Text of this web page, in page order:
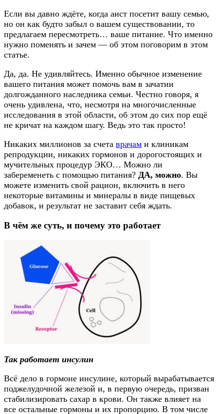
Если вы давно ждёте, когда аист посетит вашу семью,
но он как будто забыл о вашем существовании, то
предлагаем пересмотреть… ваше питание. Что именно
нужно поменять и зачем — об этом поговорим в этом
статье.
Да, да. Не удивляйтесь. Именно обычное изменение
вашего питания может помочь вам в зачатии
долгожданного наследника семьи. Честно говоря, я
очень удивлена, что, несмотря на многочисленные
исследования в этой области, об этом до сих пор ещё
не кричат на каждом шагу. Ведь это так просто!
Никаких миллионов за счета врачам и клиникам
репродукции, никаких гормонов и дорогостоящих и
мучительных процедур ЭКО… Можно ли
забеременеть с помощью питания? ДА, можно. Вы
можете изменить свой рацион, включить в него
некоторые витамины и минералы в виде пищевых
добавок, и результат не заставит себя ждать.
В чём же суть, и почему это работает
Так работает инсулин
Всё дело в гормоне инсулине, который вырабатывается
поджелудочной железой и, в первую очередь, призван
стабилизировать сахар в крови. Он также влияет на
все остальные гормоны и их пропорцию. В том числе